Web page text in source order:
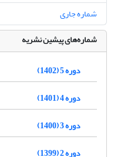
شماره جاری
شماره‌های پیشین نشریه
دوره 5 (1402)
دوره 4 (1401)
دوره 3 (1400)
دوره 2 (1399)